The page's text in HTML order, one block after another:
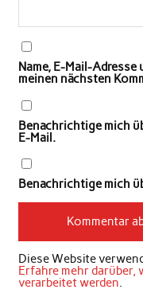
Name, E-Mail-
meinen nächsten
Benachrichtige mich
E-Mail.
Benachrichtige mich
Diese Website
Erfahre mehr darüber,
verarbeitet werden.